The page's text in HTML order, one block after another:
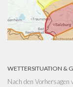
WETTERSITUATION &
Nach den Vorhersagen